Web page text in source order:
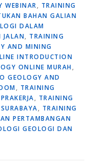
WEBINAR, TRAINING
BAHAN GALIAN
DALAM
JALAN, TRAINING
AND MINING
INTRODUCTION
ONLINE MURAH,
GEOLOGY AND
, TRAINING
, TRAINING
, TRAINING
PERTAMBANGAN
GEOLOGI DAN